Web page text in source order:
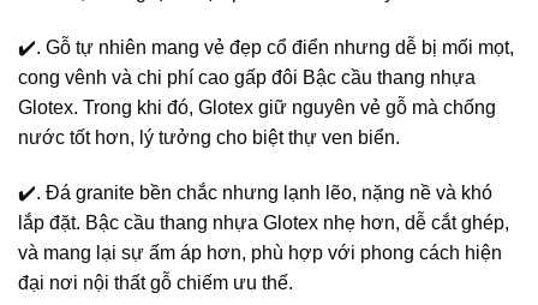
✔️. Gỗ tự nhiên mang vẻ đẹp cổ điển nhưng dễ bị mối mọt,
cong vênh và chi phí cao gấp đôi Bậc cầu thang nhựa
Glotex. Trong khi đó, Glotex giữ nguyên vẻ gỗ mà chống
nước tốt hơn, lý tưởng cho biệt thự ven biển.
✔️. Đá granite bền chắc nhưng lạnh lẽo, nặng nề và khó
lắp đặt. Bậc cầu thang nhựa Glotex nhẹ hơn, dễ cắt ghép,
và mang lại sự ấm áp hơn, phù hợp với phong cách hiện
đại nơi nội thất gỗ chiếm ưu thế.